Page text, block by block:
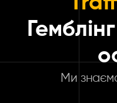
Ми